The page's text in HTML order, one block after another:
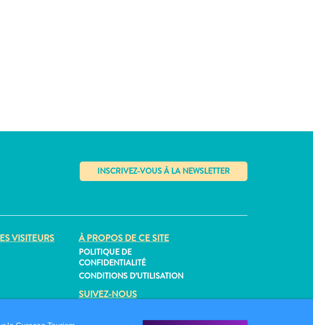
✕
VISITEURS À PROPOS DE CE SITE
POLITIQUE DE
CONFIDENTIALITÉ
CONDITIONS D’UTILISATION
SUIVEZ-NOUS